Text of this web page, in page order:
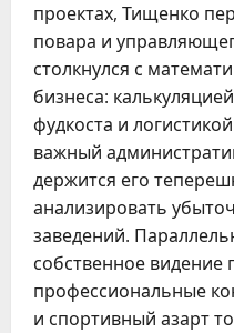
проектах, Тищенко
повара и
столкнулся с
бизнеса:
фудкоста и
важный
держится его
анализировать
заведений.
собственное
профессиональные
и спортивный азарт